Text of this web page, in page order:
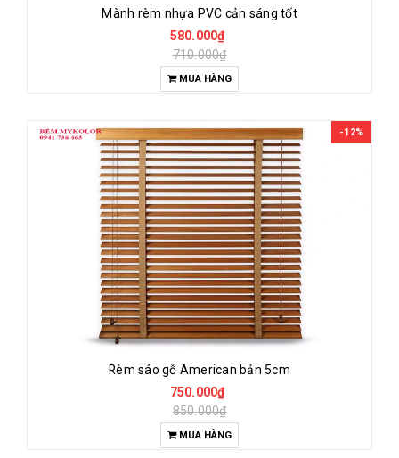
Mành rèm nhựa PVC cản sáng tốt
580.000₫
710.000₫
MUA HÀNG
-12%
Rèm sáo gỗ American bản 5cm
750.000₫
850.000₫
MUA HÀNG